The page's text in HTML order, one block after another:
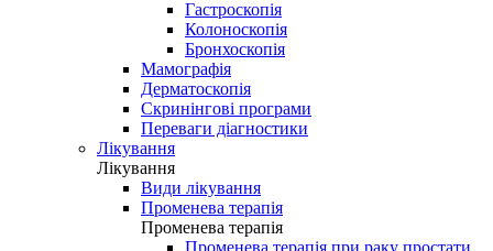
Гастроскопія
Колоноскопія
Бронхоскопія
Мамографія
Дерматоскопія
Скринінгові програми
Переваги діагностики
Лікування
Лікування
Види лікування
Променева терапія
Променева терапія
Променева терапія при раку простати